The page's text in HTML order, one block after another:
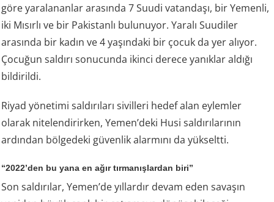
göre yaralananlar arasında 7 Suudi vatandaşı, bir Yemenli,
iki Mısırlı ve bir Pakistanlı bulunuyor. Yaralı Suudiler
arasında bir kadın ve 4 yaşındaki bir çocuk da yer alıyor.
Çocuğun saldırı sonucunda ikinci derece yanıklar aldığı
bildirildi.
Riyad yönetimi saldırıları sivilleri hedef alan eylemler
olarak nitelendirirken, Yemen’deki Husi saldırılarının
ardından bölgedeki güvenlik alarmını da yükseltti.
“2022’den bu yana en ağır tırmanışlardan biri”
Son saldırılar, Yemen’de yıllardır devam eden savaşın